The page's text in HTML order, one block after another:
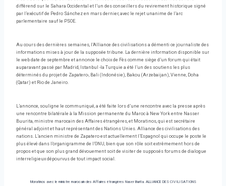
différend sur le Sahara Occidental et l’un des conseillers du revirement historique signé
par l’exécutif de Pedro Sánchez en mars dernier, avec le rejet unanime de l’arc
parlementaire sauf le PSOE.
Au cours des dernières semaines, l’Alliance des civilisations a démenti ce journaliste des
informations mises à jour de la supposée tribune. La dernière information disponible sur
le web date de septembre et annonce le choix de Fès comme siège d’un forum qui était
auparavant passé par Madrid, Istanbul -la Turquie a été l’un des soutiens les plus
déterminés du projet de Zapatero-, Bali (Indonésie), Bakou (Arzebaijan), Vienne, Doha
(Qatar) et Rio de Janeiro.
L’annonce, souligne le communiqué, a été faite lors d’une rencontre avec la presse après
une rencontre bilatérale à la Mission permanente du Maroc à New York entre Nasser
Buurita, ministre marocain des Affaires étrangères, et Moratinos, qui est secrétaire
général adjoint et haut représentant des Nations Unies. Alliance des civilisations des
nations. L’ancien ministre de Zapatero est actuellement l’Espagnol qui occupe le poste le
plus élevé dans l’organigramme de l’ONU, bien que son rôle soit extrêmement hors de
propos et que son plus grand dévouement soit de visiter de supposés forums de dialogue
interreligieux dépourvus de tout impact social.
Moratinos avec le ministre marocain des Affaires étrangères Naser Burita. ALLIANCE DES CIVILISATIONS